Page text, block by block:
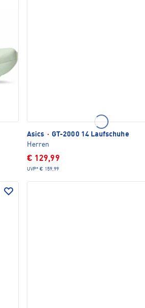
Asics · GT-2000 14 Laufschuhe
Herren
€ 129,99
UVP* € 159,99